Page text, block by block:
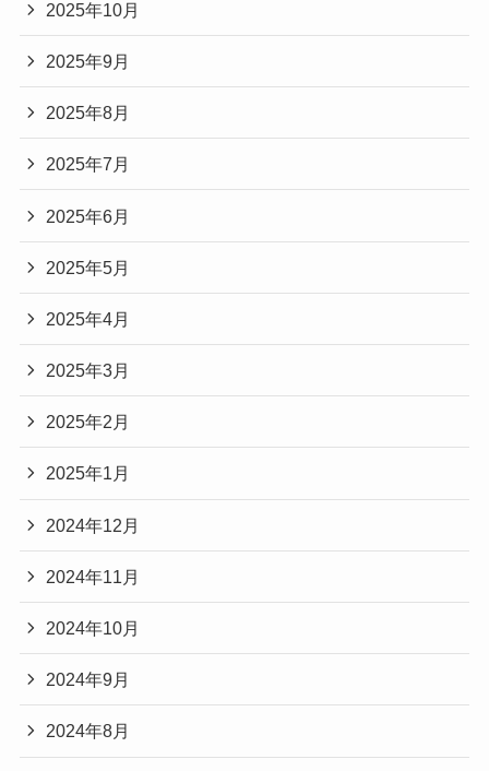
2025年10月
2025年9月
2025年8月
2025年7月
2025年6月
2025年5月
2025年4月
2025年3月
2025年2月
2025年1月
2024年12月
2024年11月
2024年10月
2024年9月
2024年8月